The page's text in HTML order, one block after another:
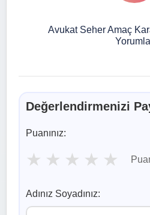
Avukat Seher Amaç
Değerlendirmenizi
Puanınız:
★ ★ ★ ★ ★
Adınız Soyadınız: